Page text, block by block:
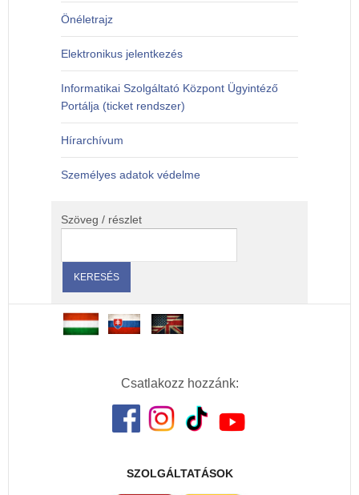
Önéletrajz
Elektronikus jelentkezés
Informatikai Szolgáltató Központ Ügyintéző
Portálja (ticket rendszer)
Hírarchívum
Személyes adatok védelme
Szöveg / részlet
Csatlakozz hozzánk:
SZOLGÁLTATÁSOK